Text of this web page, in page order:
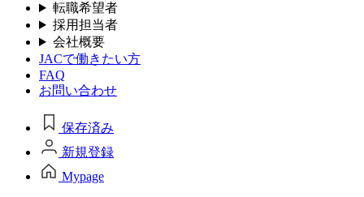
転職希望者
採用担当者
会社概要
JACで働きたい方
FAQ
お問い合わせ
保存済み
新規登録
Mypage